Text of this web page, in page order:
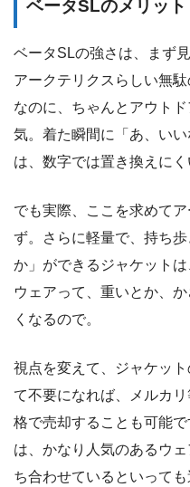
ベータSLのメリッ
ベータSLの強さは、まず
アークテリクスらしい無
なのに、ちゃんとアウト
気。着た瞬間に「あ、い
は、数字では置き換えにく
でも実際、ここを求めて
ず。さらに軽量で、持ち
か」ができるジャケット
ウェアって、重いとか、
くなるので。
視点を変えて、ジャケッ
て不要になれば、メルカ
格で売却することも可能
は、かなり人気のあるウ
ち合わせているといって